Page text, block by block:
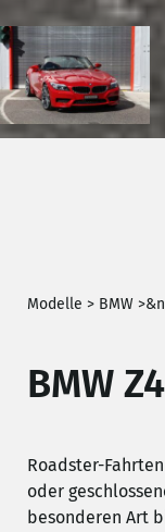
Modelle > BMW >
BMW
Roadster-
oder
besonderen Art